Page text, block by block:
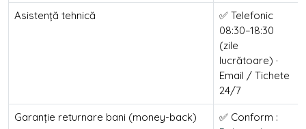
Asistență tehnică
✅ Telefonic
08:30–18:30
(zile
lucrătoare) ·
Email / Tichete
24/7
Garanție returnare bani (money-back)
✅ Conform :